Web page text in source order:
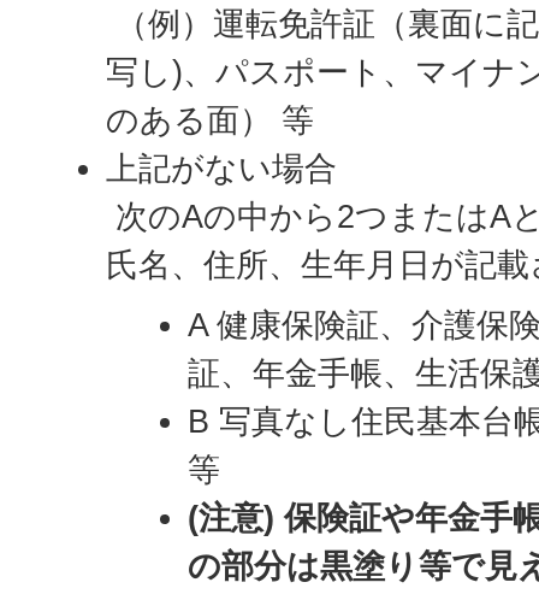
（例）運転免許証（裏面に
写し)、パスポート、マイナ
のある面） 等
上記がない場合
次のAの中から2つまたはA
氏名、住所、生年月日が記
A 健康保険証、介護保
証、年金手帳、生活保
B 写真なし住民基本台
等
(注意) 保険証や年金手
の部分は黒塗り等で見